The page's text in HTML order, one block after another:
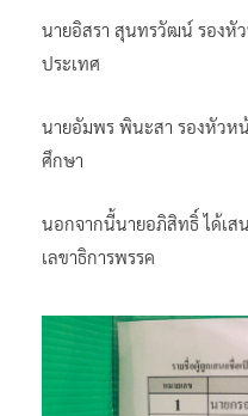
นายอิสรา สุนทรวัฒน์ รองหั
ประเทศ
นายอัมพร พินะสา รองหัวห
ศึกษา
นอกจากนี้นายอภิสิทธิ์ ได้เ
เลขาธิการพรรค​